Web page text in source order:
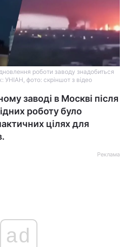
роботи заводу знадобиться
УНІАН, фото: скріншот з відео
заводі в Москві після
роботу було
цілях для
Реклама
ad